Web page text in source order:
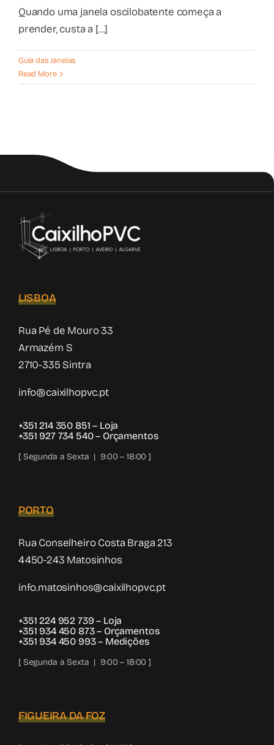
Quando uma janela oscilobatente começa a
prender, custa a [...]
Guia das Janelas
Read More
LISBOA
Rua Pé de Mouro 33
Armazém S
2710-335 Sintra
info@caixilhopvc.pt
+351 214 350 851 – Loja
+351 927 734 540– Orçamentos
[ Segunda a Sexta | 9:00 – 18:00 ]
PORTO
Rua Conselheiro Costa Braga 213
4450-243 Matosinhos
info.matosinhos@caixilhopvc.pt
+351 224 952 739– Loja
+351 934 450 873– Orçamentos
+351 934 450 993– Medições
[ Segunda a Sexta | 9:00 – 18:00 ]
FIGUEIRA DA FOZ